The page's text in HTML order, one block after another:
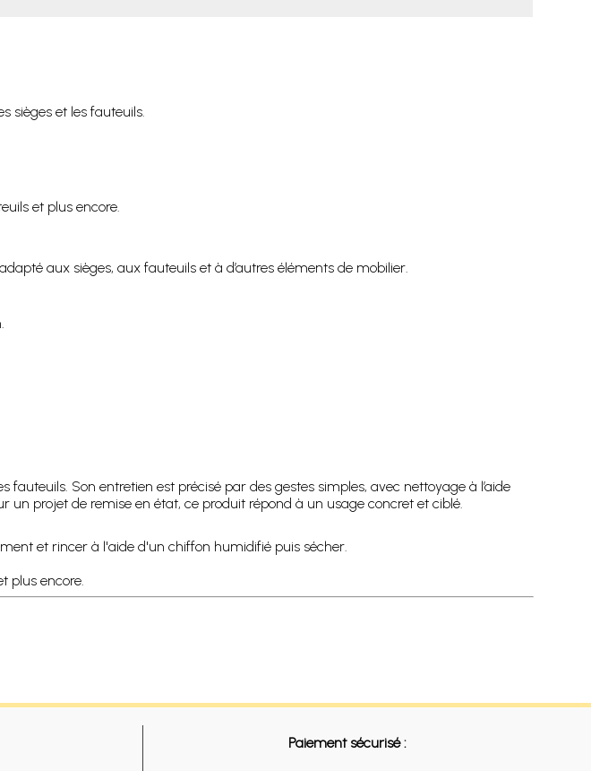
sièges et les fauteuils.
et plus encore.
aux sièges, aux fauteuils et à d’autres éléments de mobilier.
Son entretien est précisé par des gestes simples, avec nettoyage à l’aide
un projet de remise en état, ce produit répond à un usage concret et ciblé.
et rincer à l'aide d'un chiffon humidifié puis sécher.
plus encore.
Paiement sécurisé :